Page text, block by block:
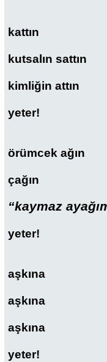
kattın
kutsalın sattın
kimliğin attın
yeter!
örümcek ağın
çağın
“kaymaz
yeter!
aşkına
aşkına
aşkına
yeter!